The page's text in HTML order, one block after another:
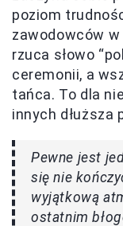
poziom
zawodowców
rzuca słowo
ceremonii, a
tańca. To dla
innych dłuższa
Pewne jest
się nie
wyjątkową
ostatnim